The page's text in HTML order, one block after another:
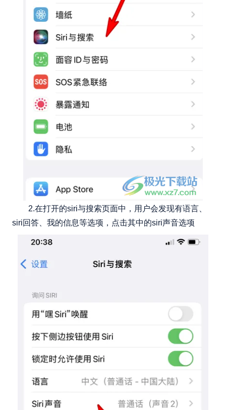
2.在打开的siri与搜索页面中，用户会发现有语言、
siri回答、我的信息等选项，点击其中的siri声音选项